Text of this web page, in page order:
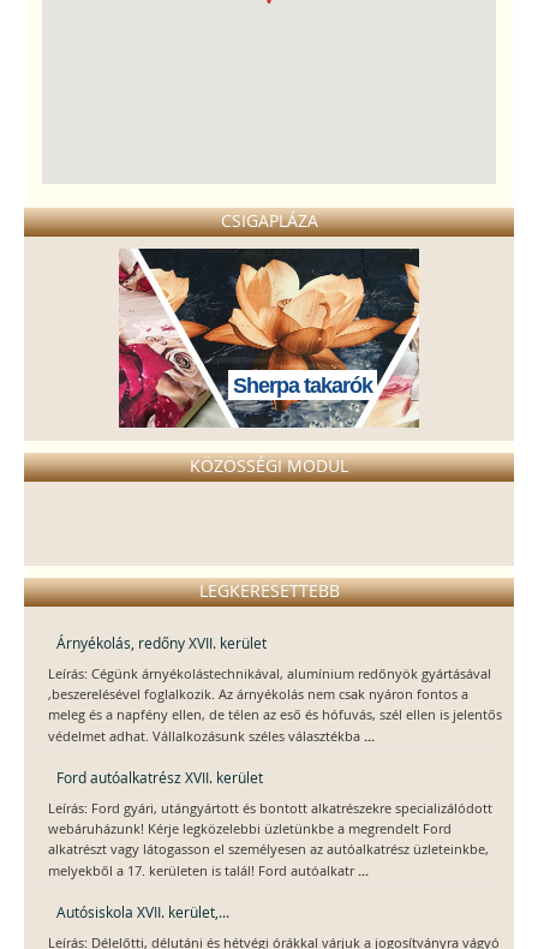
CSIGAPLÁZA
Sherpa takarók
KÖZÖSSÉGI MODUL
LEGKERESETTEBB
Árnyékolás, redőny XVII. kerület
Leírás: Cégünk árnyékolástechnikával, alumínium redőnyök gyártásával
,beszerelésével foglalkozik. Az árnyékolás nem csak nyáron fontos a
meleg és a napfény ellen, de télen az eső és hófuvás, szél ellen is jelentős
védelmet adhat. Vállalkozásunk széles választékba ...
Ford autóalkatrész XVII. kerület
Leírás: Ford gyári, utángyártott és bontott alkatrészekre specializálódott
webáruházunk! Kérje legközelebbi üzletünkbe a megrendelt Ford
alkatrészt vagy látogasson el személyesen az autóalkatrész üzleteinkbe,
melyekből a 17. kerületen is talál! Ford autóalkatr ...
Autósiskola XVII. kerület,...
Leírás: Délelőtti, délutáni és hétvégi órákkal várjuk a jogosítványra vágyó